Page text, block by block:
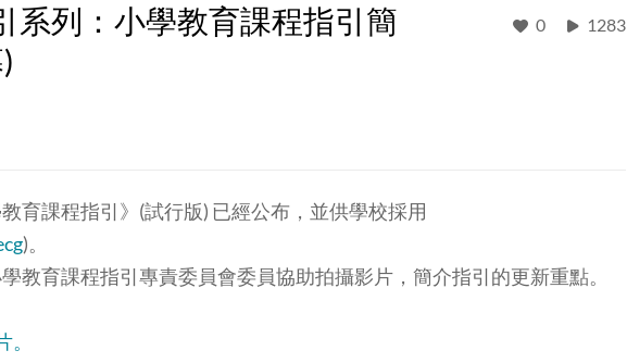
系列：小學教育課程指引簡
0 1283
育課程指引》(試行版) 已經公布，並供學校採用
)。
教育課程指引專責委員會委員協助拍攝影片，簡介指引的更新重點。